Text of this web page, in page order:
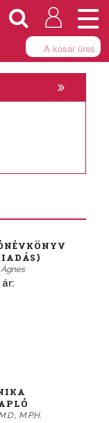
A kosár üres
ár:
M.P.H.